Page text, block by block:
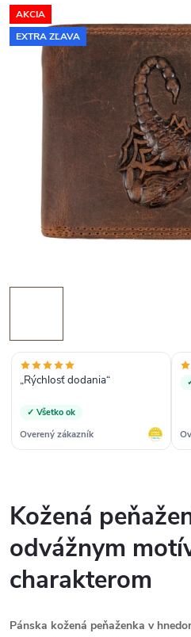
AKCIA
EXTRA ZĽAVA
„Rýchlosť dodania“
✓ Všetko ok
Overený zákazník
Kožená
odvážnym
charakterom
Pánska kožená peňaženka v